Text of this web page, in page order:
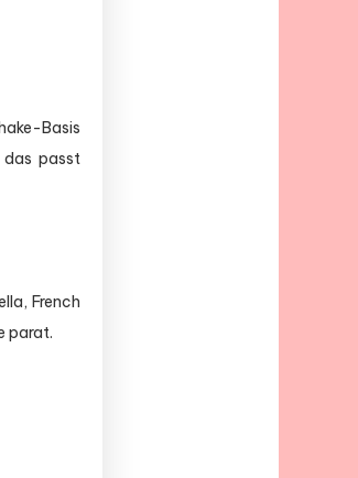
Basis
das passt
French
parat.